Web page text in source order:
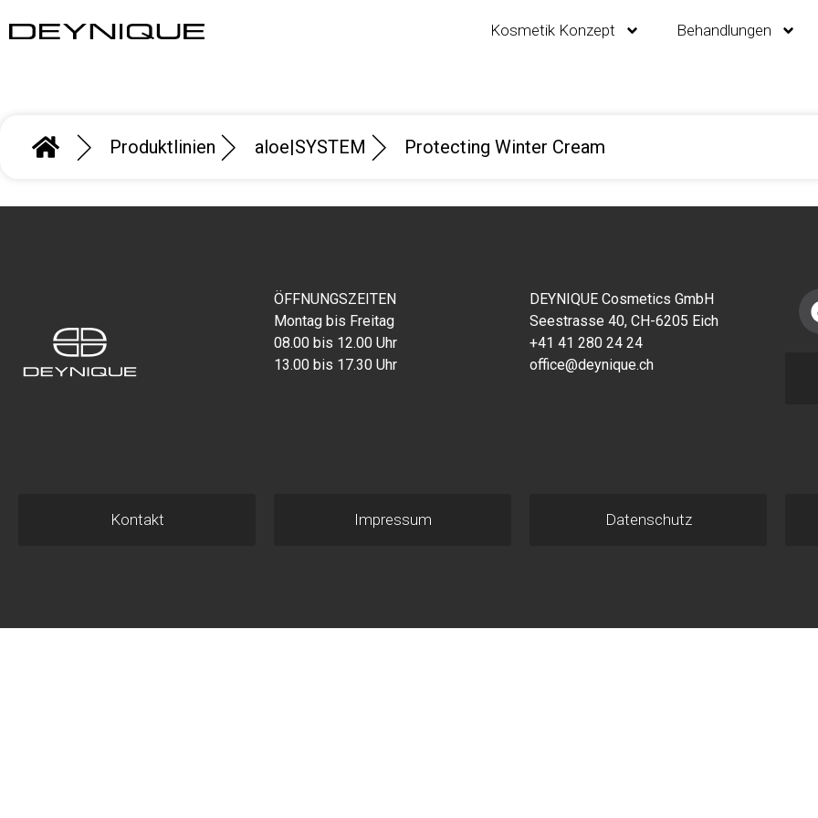
Kosmetik Konzept Behandlungen
Produktlinien aloe|SYSTEM Protecting Winter Cream
ÖFFNUNGSZEITEN
Montag bis Freitag
08.00 bis 12.00 Uhr
13.00 bis 17.30 Uhr
DEYNIQUE Cosmetics GmbH
Seestrasse 40, CH-6205 Eich
+41 41 280 24 24
office@deynique.ch
Kontakt Impressum Datenschutz